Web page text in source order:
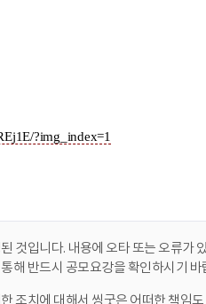
것입니다. 내용에 오타 또는 오류가
해 반드시 공모요강을 확인하시기 바
조치에 대해서 씽굿은 어떠한 책임